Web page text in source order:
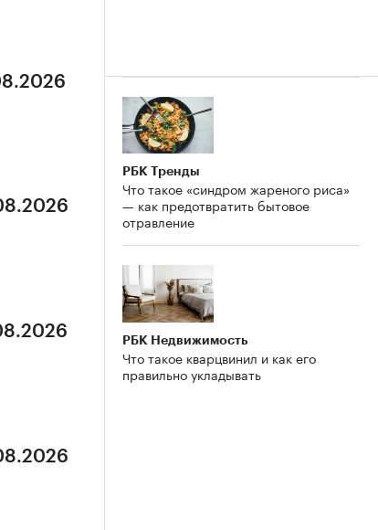
РБК Тренды
Что такое «синдром жареного риса»
— как предотвратить бытовое
отравление
РБК Недвижимость
Что такое кварцвинил и как его
правильно укладывать